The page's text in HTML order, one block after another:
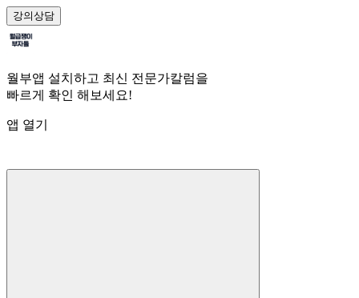
강의상담
월부앱 설치하고 최신 전문가칼럼을
빠르게 확인 해보세요!
앱 열기